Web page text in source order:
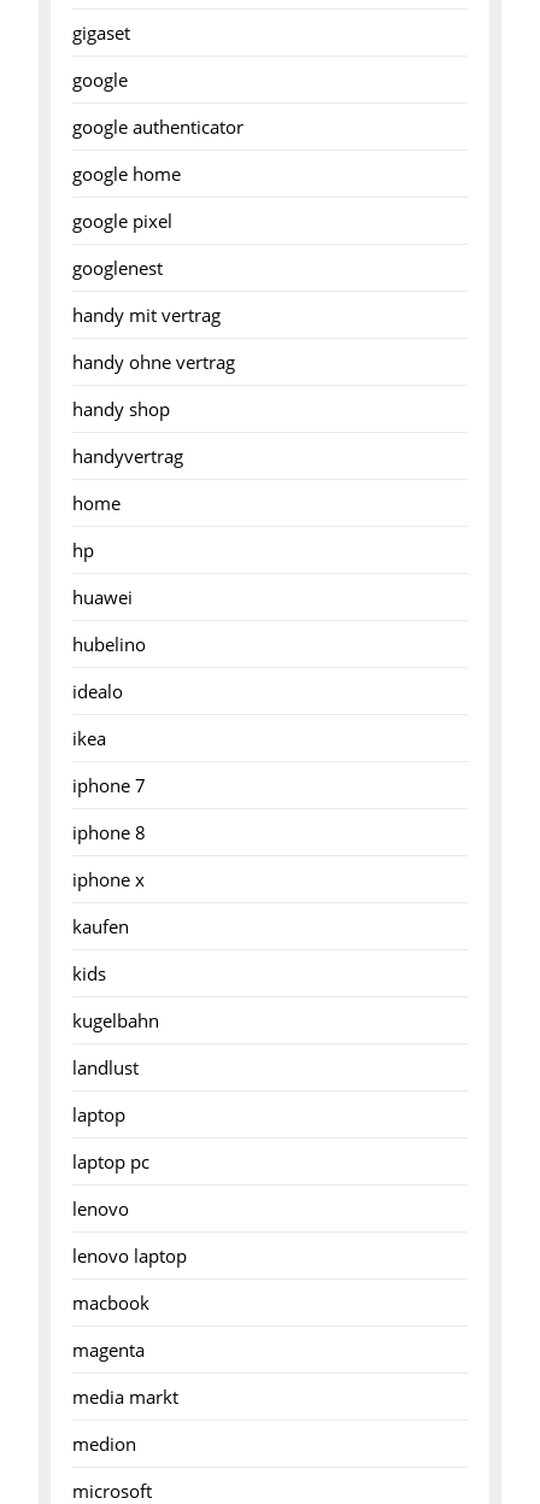
gigaset
google
google authenticator
google home
google pixel
googlenest
handy mit vertrag
handy ohne vertrag
handy shop
handyvertrag
home
hp
huawei
hubelino
idealo
ikea
iphone 7
iphone 8
iphone x
kaufen
kids
kugelbahn
landlust
laptop
laptop pc
lenovo
lenovo laptop
macbook
magenta
media markt
medion
microsoft